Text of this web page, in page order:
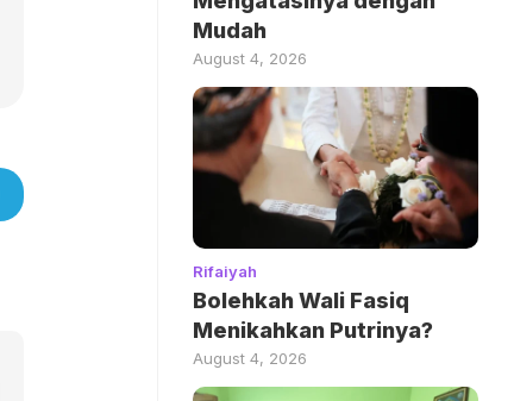
Mudah
August 4, 2026
Rifaiyah
Bolehkah Wali Fasiq
Menikahkan Putrinya?
August 4, 2026